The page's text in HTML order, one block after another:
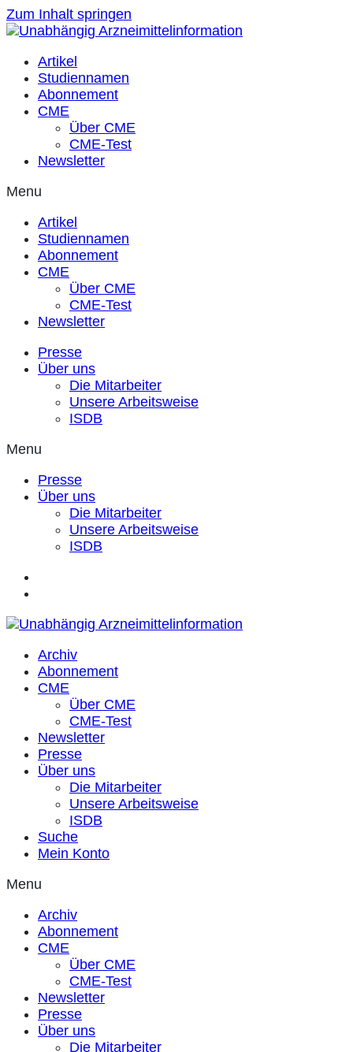
Zum Inhalt springen
Artikel
Studiennamen
Abonnement
CME
Über CME
CME-Test
Newsletter
Menu
Artikel
Studiennamen
Abonnement
CME
Über CME
CME-Test
Newsletter
Presse
Über uns
Die Mitarbeiter
Unsere Arbeitsweise
ISDB
Menu
Presse
Über uns
Die Mitarbeiter
Unsere Arbeitsweise
ISDB
Archiv
Abonnement
CME
Über CME
CME-Test
Newsletter
Presse
Über uns
Die Mitarbeiter
Unsere Arbeitsweise
ISDB
Suche
Mein Konto
Menu
Archiv
Abonnement
CME
Über CME
CME-Test
Newsletter
Presse
Über uns
Die Mitarbeiter